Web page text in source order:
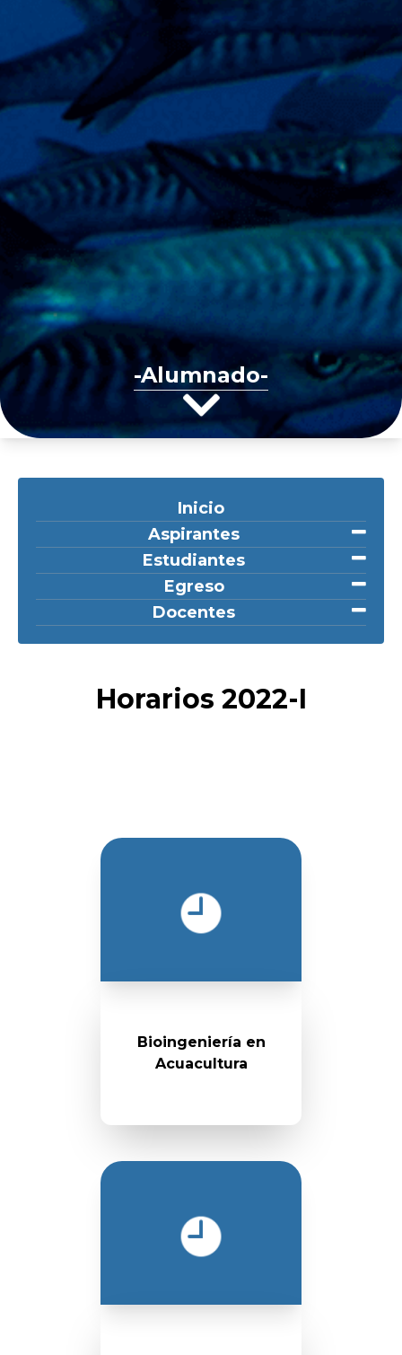
-Alumnado-
Inicio
Aspirantes
Estudiantes
Egreso
Docentes
Horarios 2022-I
Bioingeniería en
Acuacultura